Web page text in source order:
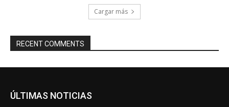
Cargar más
RECENT COMMENTS
ÚLTIMAS NOTICIAS